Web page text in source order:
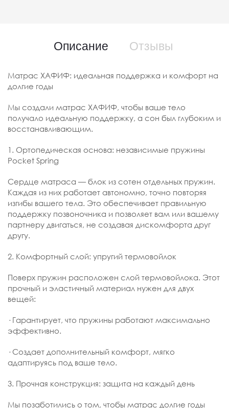
Описание Отзывы
Матрас ХАФИФ: идеальная поддержка и комфорт на
долгие годы
Мы создали матрас ХАФИФ, чтобы ваше тело
получало идеальную поддержку, а сон был глубоким и
восстанавливающим.
1. Ортопедическая основа: независимые пружины
Pocket Spring
Сердце матраса — блок из сотен отдельных пружин.
Каждая из них работает автономно, точно повторяя
изгибы вашего тела. Это обеспечивает правильную
поддержку позвоночника и позволяет вам или вашему
партнеру двигаться, не создавая дискомфорта друг
другу.
2. Комфортный слой: упругий термовойлок
Поверх пружин расположен слой термовойлока. Этот
прочный и эластичный материал нужен для двух
вещей:
· Гарантирует, что пружины работают максимально
эффективно.
· Создает дополнительный комфорт, мягко
адаптируясь под ваше тело.
3. Прочная конструкция: защита на каждый день
Мы позаботились о том, чтобы матрас долгие годы